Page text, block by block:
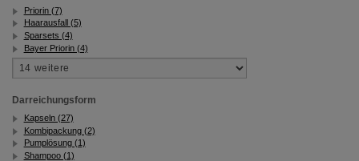
Priorin (7)
Haarausfall (5)
Sparsets (4)
Bayer Priorin (4)
Darreichungsform
Kapseln (27)
Kombipackung (2)
Pumplösung (1)
Shampoo (1)